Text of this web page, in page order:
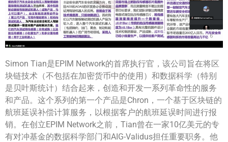
Simon Tian是EPIM Network的首席执行官，该公司旨在将区
块链技术（不包括在加密货币中的使用）和数据科学（特别
是贝叶斯统计）结合起来，创造和开发一系列革命性的服务
和产品。这个系列的第一个产品是Chron，一个基于区块链的
航班延误补偿计算服务，以根据客户的航班延误时间进行报
销。在创立EPIM Network之前，Tian曾在一家10亿美元的专
有对冲基金的数据科学部门和AIG-Validus担任重要职务。他